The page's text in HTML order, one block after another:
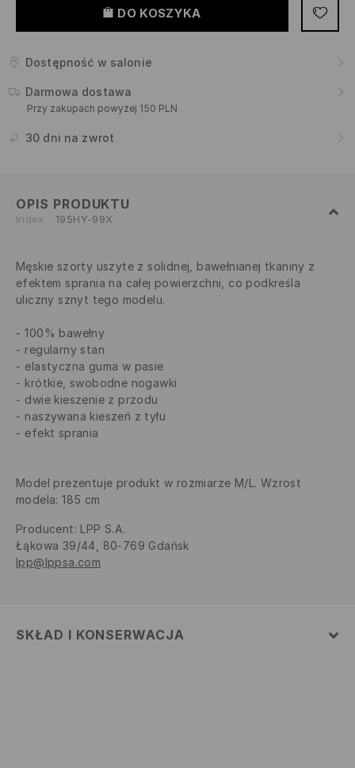
DO KOSZYKA
Dostępność w salonie
Darmowa dostawa
Przy zakupach powyżej 150 PLN
30 dni na zwrot
OPIS PRODUKTU
Index 195HY-99X
Męskie szorty uszyte z solidnej, bawełnianej tkaniny z
efektem sprania na całej powierzchni, co podkreśla
uliczny sznyt tego modelu.
100% bawełny
regularny stan
elastyczna guma w pasie
krótkie, swobodne nogawki
dwie kieszenie z przodu
naszywana kieszeń z tyłu
efekt sprania
Model prezentuje produkt w rozmiarze M/L. Wzrost
modela: 185 cm
Producent: LPP S.A.
Łąkowa 39/44, 80-769 Gdańsk
lpp@lppsa.com
SKŁAD I KONSERWACJA